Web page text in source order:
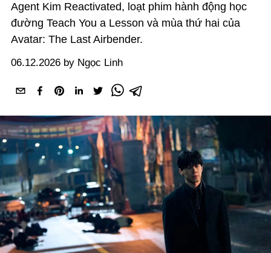
Agent Kim Reactivated, loạt phim hành động học
đường Teach You a Lesson và mùa thứ hai của
Avatar: The Last Airbender.
06.12.2026 by Ngọc Linh